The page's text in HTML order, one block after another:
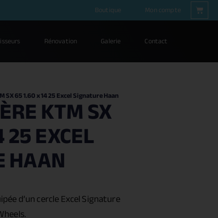
Boutique Mon compte
Rénovation Galerie Contact
SX 65 1.60 x 14 25 Excel Signature Haan
KTM SX
EXCEL
HAAN
d’un cercle Excel Signature